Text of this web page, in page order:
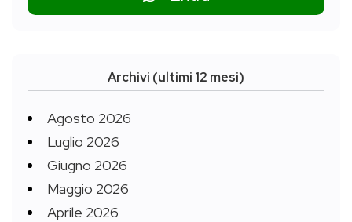
Archivi (ultimi 12 mesi)
Agosto 2026
Luglio 2026
Giugno 2026
Maggio 2026
Aprile 2026